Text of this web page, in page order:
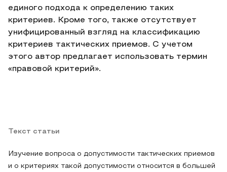
единого подхода к определению таких
критериев. Кроме того, также отсутствует
унифицированный взгляд на классификацию
критериев тактических приемов. С учетом
этого автор предлагает использовать термин
«правовой критерий».
Текст статьи
Изучение вопроса о допустимости тактических приемов
и о критериях такой допустимости относится в большей